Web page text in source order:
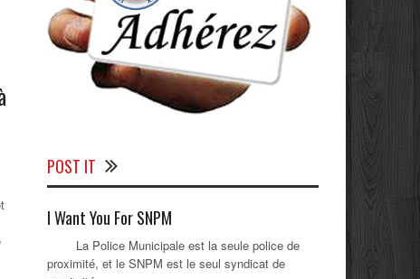
POST IT
I Want You For SNPM
La Police Municipale est la seule police de
proximité, et le SNPM est le seul syndicat de